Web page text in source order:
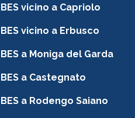
vicino a Capriolo
vicino a Erbusco
a Moniga del Garda
a Castegnato
a Rodengo Saiano